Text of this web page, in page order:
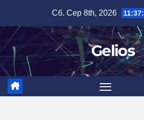
вмісту
Сб. Сер 8th, 2026
Gelios